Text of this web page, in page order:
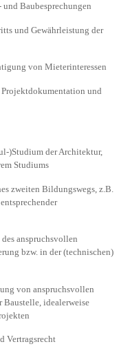
Baubesprechungen
und Gewährleistung der
von Mieterinteressen
und
)Studium der Architektur,
Studiums
zweiten Bildungswegs, z.B.
anspruchsvollen
bzw. in der (technischen)
von anspruchsvollen
idealerweise
Vertragsrecht